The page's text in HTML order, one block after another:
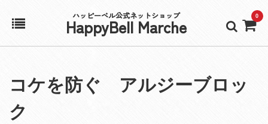
ハッピーベル公式ネットショップ
HappyBell Marche 0
アカウント
カート
コケを防ぐ アルジーブロッ
ク